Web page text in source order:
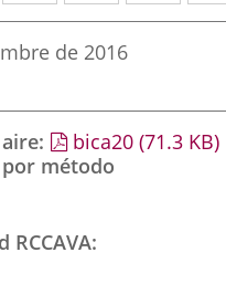
una
externa.
una
externa.
de 2016
bica20 (71.3 KB)
método